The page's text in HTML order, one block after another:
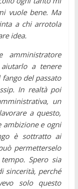
vuole bene. Ma
a chi arrotola
idea.
a tenere
del passato
In realtà poi
un
a questo,
ambizione e ogni
è sottratto ai
permetterselo
Spero sia
sincerità, perché
solo questo